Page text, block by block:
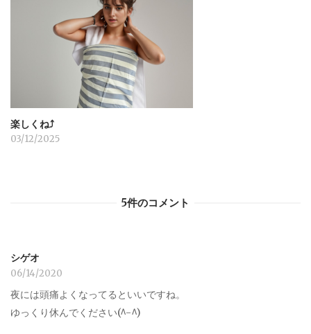
楽しくね⤴︎
03/12/2025
5件のコメント
シゲオ
06/14/2020
夜には頭痛よくなってるといいですね。
ゆっくり休んでください(^-^)